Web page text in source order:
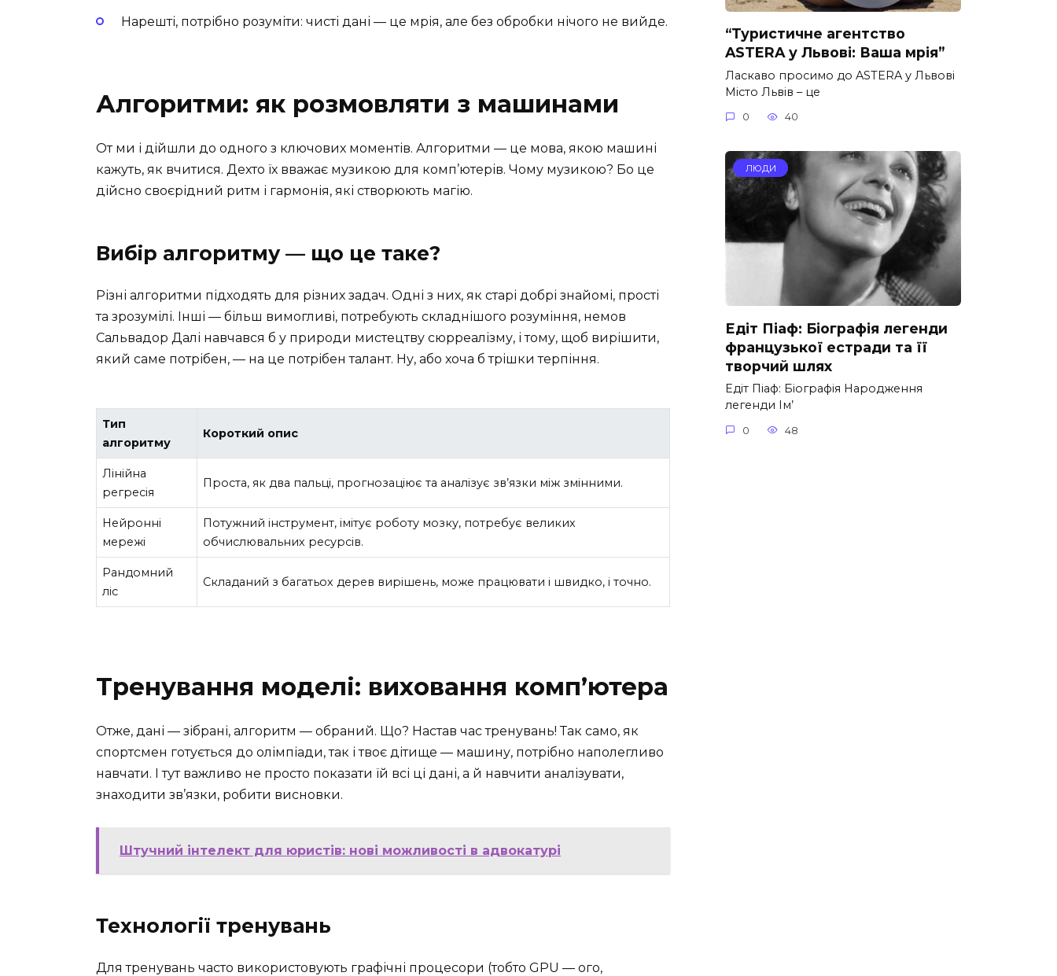
Нарешті, потрібно розуміти: чисті дані — це мрія, але без обробки нічого не вийде.
Алгоритми: як розмовляти з машинами
От ми і дійшли до одного з ключових моментів. Алгоритми — це мова, якою машині
кажуть, як вчитися. Дехто їх вважає музикою для комп’ютерів. Чому музикою? Бо це
дійсно своєрідний ритм і гармонія, які створюють магію.
Вибір алгоритму — що це таке?
Різні алгоритми підходять для різних задач. Одні з них, як старі добрі знайомі, прості
та зрозумілі. Інші — більш вимогливі, потребують складнішого розуміння, немов
Сальвадор Далі навчався б у природи мистецтву сюрреалізму, і тому, щоб вирішити,
який саме потрібен, — на це потрібен талант. Ну, або хоча б трішки терпіння.
Тип
алгоритму
Короткий опис
Лінійна
регресія
Проста, як два пальці, прогнозаціює та аналізує зв’язки між змінними.
Нейронні
мережі
Потужний інструмент, імітує роботу мозку, потребує великих
обчислювальних ресурсів.
Рандомний
ліс
Складаний з багатьох дерев вирішень, може працювати і швидко, і точно.
Тренування моделі: виховання комп’ютера
Отже, дані — зібрані, алгоритм — обраний. Що? Настав час тренувань! Так само, як
спортсмен готується до олімпіади, так і твоє дітище — машину, потрібно наполегливо
навчати. І тут важливо не просто показати їй всі ці дані, а й навчити аналізувати,
знаходити зв’язки, робити висновки.
Штучний інтелект для юристів: нові можливості в адвокатурі
Технології тренувань
Для тренувань часто використовують графічні процесори (тобто GPU — ого,
“Туристичне агентство
ASTERA у Львові: Ваша мрія”
Ласкаво просимо до ASTERA у Львові
Місто Львів – це
0 40
ЛЮДИ
Едіт Піаф: Біографія легенди
французької естради та її
творчий шлях
Едіт Піаф: Біографія Народження
легенди Ім’
0 48